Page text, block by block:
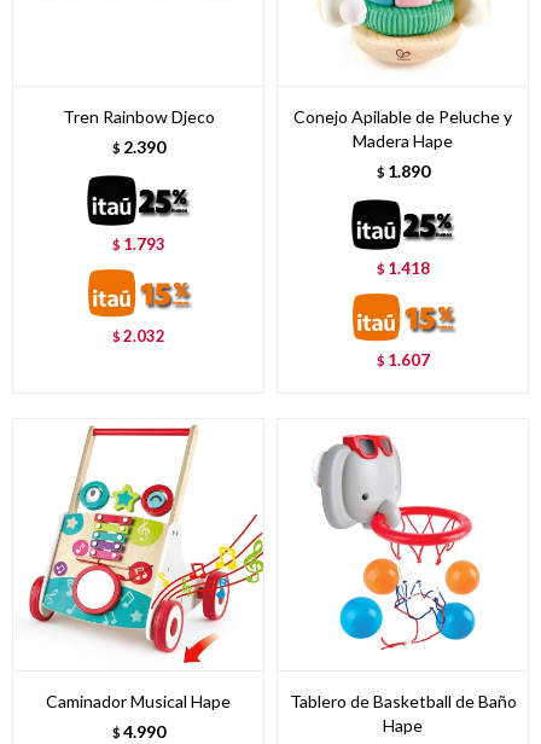
Tren Rainbow Djeco
$ 2.390
$ 1.793
$2.032
Conejo Apilable de Peluche y
Madera Hape
$ 1.890
$ 1.418
$ 1.607
Caminador Musical Hape
$ 4.990
Tablero de Basketball de Baño
Hape